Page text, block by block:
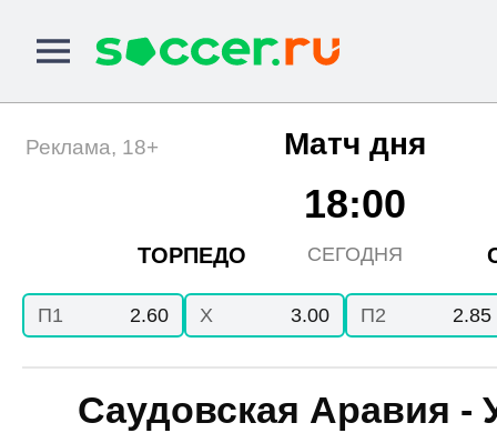
Матч дня
ТОРПЕДО
18:00
СЕГОДНЯ
Реклама, 18+
П1 2.60 X 3.00 П2 2.85
Саудовская Аравия -